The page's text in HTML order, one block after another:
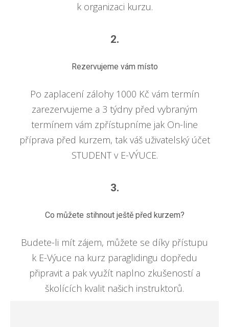
k organizaci kurzu.
2.
Rezervujeme vám místo
Po zaplacení zálohy 1000 Kč vám termín
zarezervujeme a 3 týdny před vybraným
termínem vám zpřístupníme jak On-line
příprava před kurzem, tak váš uživatelský účet
STUDENT v E-VÝUCE.
3.
Co můžete stihnout ještě před kurzem?
Budete-li mít zájem, můžete se díky přístupu
k E-Výuce na kurz paraglidingu dopředu
připravit a pak využít naplno zkušeností a
školících kvalit našich instruktorů.